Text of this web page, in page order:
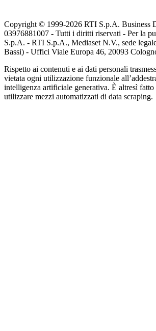
Copyright © 1999-2026 RTI S.p.A. Business
03976881007 - Tutti i diritti riservati - Per la
S.p.A. - RTI S.p.A., Mediaset N.V., sede
Bassi) - Uffici Viale Europa 46, 20093
Rispetto ai contenuti e ai dati personali
vietata ogni utilizzazione funzionale
intelligenza artificiale generativa. È altresì fatto
utilizzare mezzi automatizzati di data scraping.